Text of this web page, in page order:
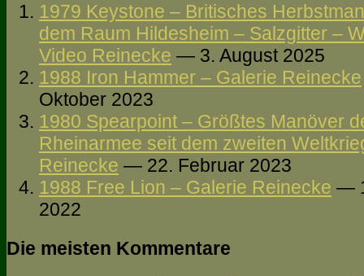
1979 Keystone – Britisches
dem Raum Hildesheim – Salzgitter –
Video Reinecke — 3. August 2025
1988 Iron Hammer – Galerie Reinecke
Oktober 2023
1980 Spearpoint – Größtes Manöver
Rheinarmee seit dem zweiten
Reinecke — 22. Februar 2023
1988 Free Lion – Galerie Reinecke —
2022
Die meisten Kommentare